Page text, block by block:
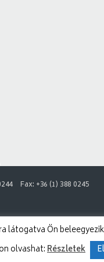
Fax: +36 (1) 388 0245
látogatva Ön
olvashat:Részletek